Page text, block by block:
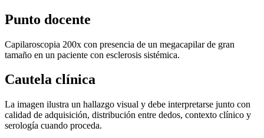
Punto docente
Capilaroscopia 200x con presencia de un megacapilar de gran
tamaño en un paciente con esclerosis sistémica.
Cautela clínica
La imagen ilustra un hallazgo visual y debe interpretarse junto con
calidad de adquisición, distribución entre dedos, contexto clínico y
serología cuando proceda.